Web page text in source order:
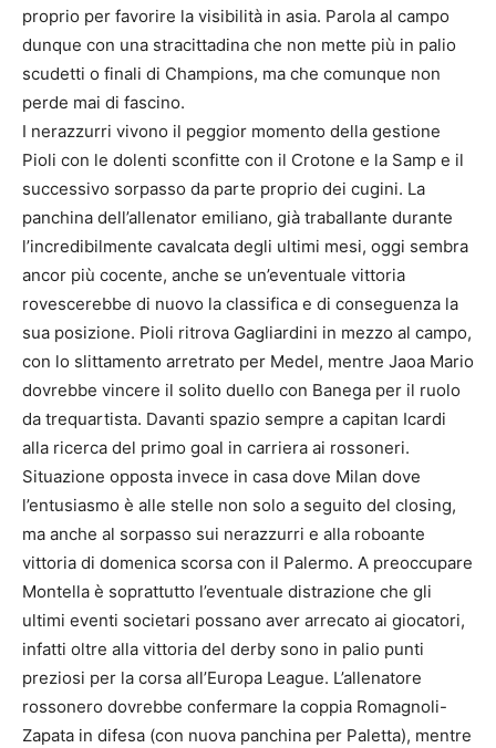
proprio per favorire la visibilità in asia. Parola al campo
dunque con una stracittadina che non mette più in palio
scudetti o finali di Champions, ma che comunque non
perde mai di fascino.
I nerazzurri vivono il peggior momento della gestione
Pioli con le dolenti sconfitte con il Crotone e la Samp e il
successivo sorpasso da parte proprio dei cugini. La
panchina dell’allenator emiliano, già traballante durante
l’incredibilmente cavalcata degli ultimi mesi, oggi sembra
ancor più cocente, anche se un’eventuale vittoria
rovescerebbe di nuovo la classifica e di conseguenza la
sua posizione. Pioli ritrova Gagliardini in mezzo al campo,
con lo slittamento arretrato per Medel, mentre Jaoa Mario
dovrebbe vincere il solito duello con Banega per il ruolo
da trequartista. Davanti spazio sempre a capitan Icardi
alla ricerca del primo goal in carriera ai rossoneri.
Situazione opposta invece in casa dove Milan dove
l’entusiasmo è alle stelle non solo a seguito del closing,
ma anche al sorpasso sui nerazzurri e alla roboante
vittoria di domenica scorsa con il Palermo. A preoccupare
Montella è soprattutto l’eventuale distrazione che gli
ultimi eventi societari possano aver arrecato ai giocatori,
infatti oltre alla vittoria del derby sono in palio punti
preziosi per la corsa all’Europa League. L’allenatore
rossonero dovrebbe confermare la coppia Romagnoli-
Zapata in difesa (con nuova panchina per Paletta), mentre